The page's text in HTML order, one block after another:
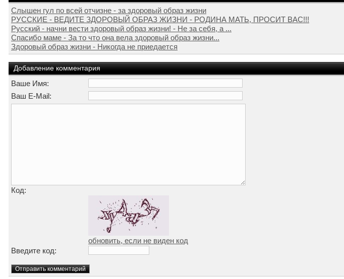
Слышен гул по всей отчизне - за здоровый образ жизни
РУССКИЕ - ВЕДИТЕ ЗДОРОВЫЙ ОБРАЗ ЖИЗНИ - РОДИНА МАТЬ, ПРОСИТ ВАС!!!
Русский - начни вести здоровый образ жизни! - Не за себя, а ...
Спасибо маме - За то что она вела здоровый образ жизни...
Здоровый образ жизни - Никогда не приедается
Добавление комментария
Ваше Имя:
Ваш E-Mail:
Код:
обновить, если не виден код
Введите код: